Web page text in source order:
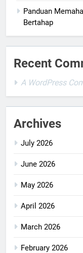
Panduan
Bertahap
Recent
A WordPress
Archives
July 2026
June 2026
May 2026
April 2026
March 2026
February 2026